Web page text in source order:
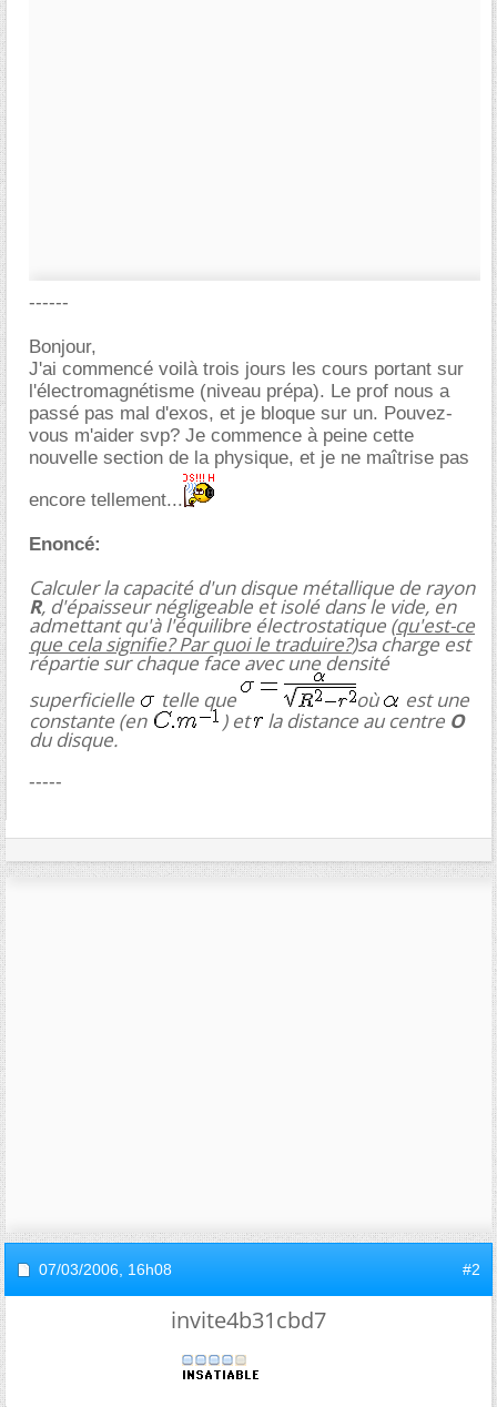
------
Bonjour,
J'ai commencé voilà trois jours les cours portant sur
l'électromagnétisme (niveau prépa). Le prof nous a
passé pas mal d'exos, et je bloque sur un. Pouvez-
vous m'aider svp? Je commence à peine cette
nouvelle section de la physique, et je ne maîtrise pas
encore tellement...
Enoncé:
Calculer la capacité d'un disque métallique de rayon
R, d'épaisseur négligeable et isolé dans le vide, en
admettant qu'à l'équilibre électrostatique (qu'est-ce
que cela signifie? Par quoi le traduire?)sa charge est
répartie sur chaque face avec une densité
superficielle
telle que où
est une
constante (en
) et la distance au centre O
du disque.
-----
07/03/2006, 16h08 #2
invite4b31cbd7